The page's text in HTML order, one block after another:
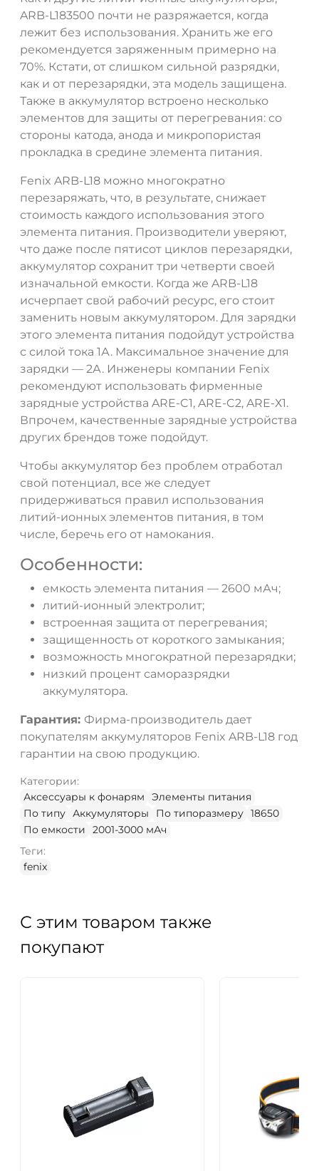
ARB-L183500 почти не разряжается, когда
лежит без использования. Хранить же его
рекомендуется заряженным примерно на
70%. Кстати, от слишком сильной разрядки,
как и от перезарядки, эта модель защищена.
Также в аккумулятор встроено несколько
элементов для защиты от перегревания: со
стороны катода, анода и микропористая
прокладка в средине элемента питания.
Fenix ARB-L18 можно многократно
перезаряжать, что, в результате, снижает
стоимость каждого использования этого
элемента питания. Производители уверяют,
что даже после пятисот циклов перезарядки,
аккумулятор сохранит три четверти своей
изначальной емкости. Когда же ARB-L18
исчерпает свой рабочий ресурс, его стоит
заменить новым аккумулятором. Для зарядки
этого элемента питания подойдут устройства
с силой тока 1А. Максимальное значение для
зарядки — 2А. Инженеры компании Fenix
рекомендуют использовать фирменные
зарядные устройства ARE-C1, ARE-C2, ARE-Х1.
Впрочем, качественные зарядные устройства
других брендов тоже подойдут.
Чтобы аккумулятор без проблем отработал
свой потенциал, все же следует
придерживаться правил использования
литий-ионных элементов питания, в том
числе, беречь его от намокания.
Особенности:
емкость элемента питания — 2600 мАч;
литий-ионный электролит;
встроенная защита от перегревания;
защищенность от короткого замыкания;
возможность многократной перезарядки;
низкий процент саморазрядки
аккумулятора.
Гарантия: Фирма-производитель дает
покупателям аккумуляторов Fenix ARB-L18 год
гарантии на свою продукцию.
Категории:
Аксессуары к фонарям
Элементы питания
По типу Аккумуляторы По типоразмеру 18650
По емкости
2001-3000 мАч
Теги:
fenix
С этим товаром также
покупают
ДА НЕТ